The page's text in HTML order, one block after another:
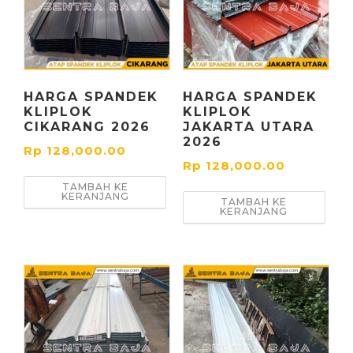
HARGA SPANDEK
KLIPLOK
CIKARANG 2026
Rp 128,000.00
TAMBAH KE
KERANJANG
HARGA SPANDEK
KLIPLOK
JAKARTA UTARA
2026
Rp 128,000.00
TAMBAH KE
KERANJANG